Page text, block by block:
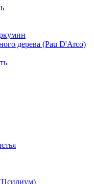
дерева (Pau D'Arco)